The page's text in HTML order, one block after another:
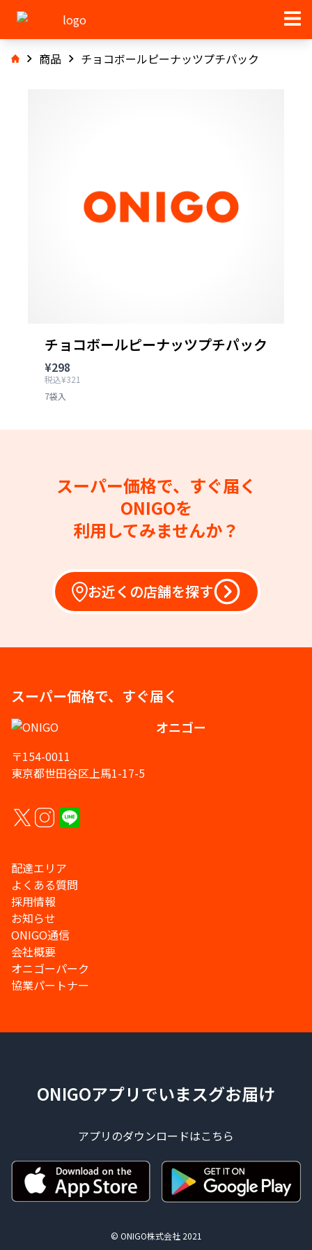
商品 チョコボールピーナッツプチパック
チョコボールピーナッツプチパック
¥298
税込¥321
7袋入
スーパー価格で、すぐ届く
ONIGOを
利用してみませんか？
お近くの店舗を探す
スーパー価格で、すぐ届く
オニゴー
〒154-0011
東京都世田谷区上馬1-17-5
配達エリア
よくある質問
採用情報
お知らせ
ONIGO通信
会社概要
オニゴーパーク
協業パートナー
ONIGOアプリでいまスグお届け
アプリのダウンロードはこちら
© ONIGO株式会社 2021